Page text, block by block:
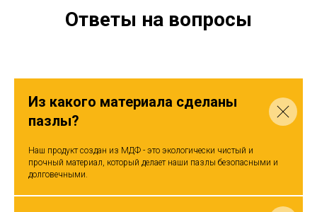
Ответы на вопросы
Из какого материала сделаны
пазлы?
Наш продукт создан из МДФ - это экологически чистый и
прочный материал, который делает наши пазлы безопасными и
долговечными.